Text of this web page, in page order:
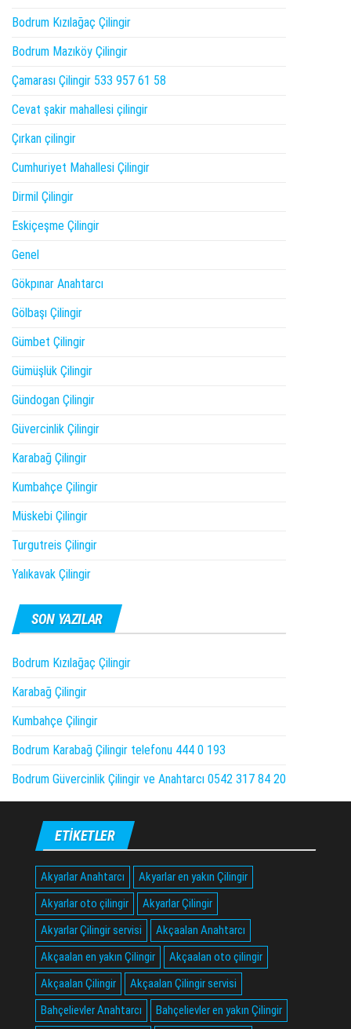
Bodrum Kızılağaç Çilingir
Bodrum Mazıköy Çilingir
Çamarası Çilingir 533 957 61 58
Cevat şakir mahallesi çilingir
Çırkan çilingir
Cumhuriyet Mahallesi Çilingir
Dirmil Çilingir
Eskiçeşme Çilingir
Genel
Gökpınar Anahtarcı
Gölbaşı Çilingir
Gümbet Çilingir
Gümüşlük Çilingir
Gündogan Çilingir
Güvercinlik Çilingir
Karabağ Çilingir
Kumbahçe Çilingir
Müskebi Çilingir
Turgutreis Çilingir
Yalıkavak Çilingir
SON YAZILAR
Bodrum Kızılağaç Çilingir
Karabağ Çilingir
Kumbahçe Çilingir
Bodrum Karabağ Çilingir telefonu 444 0 193
Bodrum Güvercinlik Çilingir ve Anahtarcı 0542 317 84 20
ETIKETLER
Akyarlar Anahtarcı
Akyarlar en yakın Çilingir
Akyarlar oto çilingir
Akyarlar Çilingir
Akyarlar Çilingir servisi
Akçaalan Anahtarcı
Akçaalan en yakın Çilingir
Akçaalan oto çilingir
Akçaalan Çilingir
Akçaalan Çilingir servisi
Bahçelievler Anahtarcı
Bahçelievler en yakın Çilingir